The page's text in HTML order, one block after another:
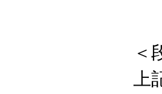
＜